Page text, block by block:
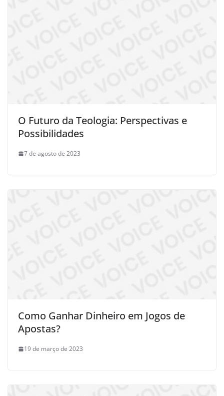
O Futuro da Teologia: Perspectivas e
Possibilidades
7 de agosto de 2023
Como Ganhar Dinheiro em Jogos de
Apostas?
19 de março de 2023